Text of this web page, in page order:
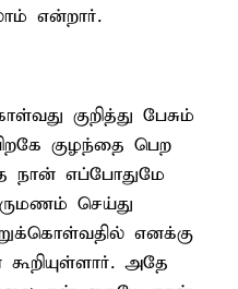
என்றார்.
குறித்து பேசும்
குழந்தை பெற
நான் எப்போதுமே
செய்து
எனக்கு
அதே